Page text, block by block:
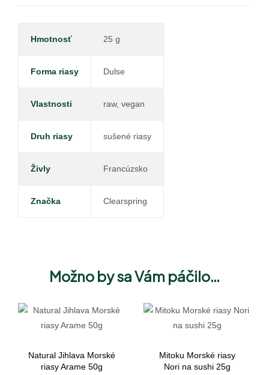
Hmotnosť 25 g
Forma riasy Dulse
Vlastnosti raw, vegan
Druh riasy sušené riasy
Živly Francúzsko
Značka Clearspring
Možno by sa Vám páčilo…
Natural Jihlava Morské
riasy Arame 50g
Mitoku Morské riasy
Nori na sushi 25g